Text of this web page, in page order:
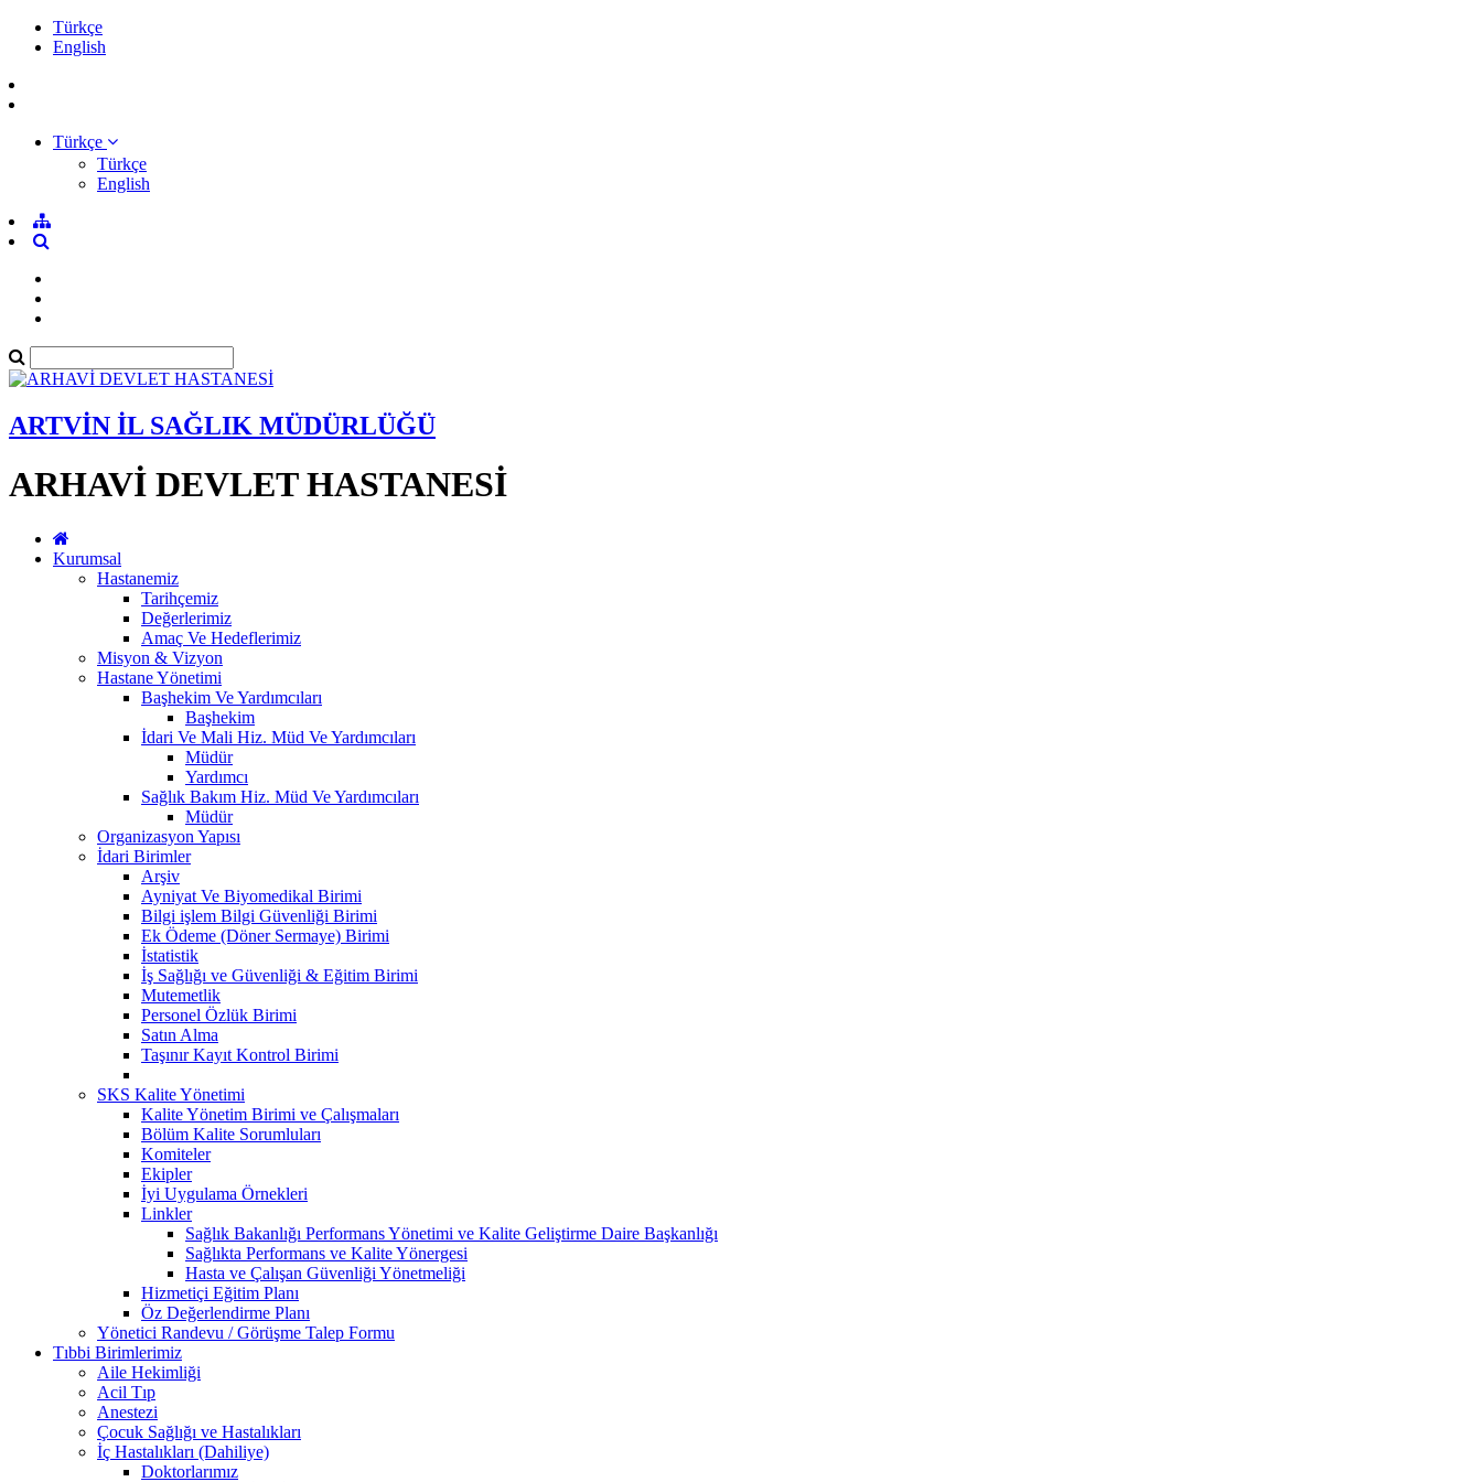
Türkçe
English
Türkçe
Türkçe
English
ARTVİN İL SAĞLIK MÜDÜRLÜĞÜ
ARHAVİ DEVLET HASTANESİ
Kurumsal
Hastanemiz
Tarihçemiz
Değerlerimiz
Amaç Ve Hedeflerimiz
Misyon & Vizyon
Hastane Yönetimi
Başhekim Ve Yardımcıları
Başhekim
İdari Ve Mali Hiz. Müd Ve Yardımcıları
Müdür
Yardımcı
Sağlık Bakım Hiz. Müd Ve Yardımcıları
Müdür
Organizasyon Yapısı
İdari Birimler
Arşiv
Ayniyat Ve Biyomedikal Birimi
Bilgi işlem Bilgi Güvenliği Birimi
Ek Ödeme (Döner Sermaye) Birimi
İstatistik
İş Sağlığı ve Güvenliği & Eğitim Birimi
Mutemetlik
Personel Özlük Birimi
Satın Alma
Taşınır Kayıt Kontrol Birimi
SKS Kalite Yönetimi
Kalite Yönetim Birimi ve Çalışmaları
Bölüm Kalite Sorumluları
Komiteler
Ekipler
İyi Uygulama Örnekleri
Linkler
Sağlık Bakanlığı Performans Yönetimi ve Kalite Geliştirme Daire Başkanlığı
Sağlıkta Performans ve Kalite Yönergesi
Hasta ve Çalışan Güvenliği Yönetmeliği
Hizmetiçi Eğitim Planı
Öz Değerlendirme Planı
Yönetici Randevu / Görüşme Talep Formu
Tıbbi Birimlerimiz
Aile Hekimliği
Acil Tıp
Anestezi
Çocuk Sağlığı ve Hastalıkları
İç Hastalıkları (Dahiliye)
Doktorlarımız